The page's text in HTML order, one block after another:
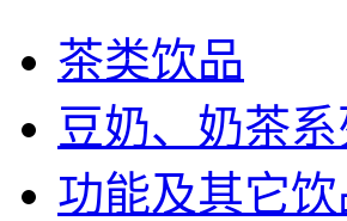
茶类饮品
豆奶、奶茶系
功能及其它饮